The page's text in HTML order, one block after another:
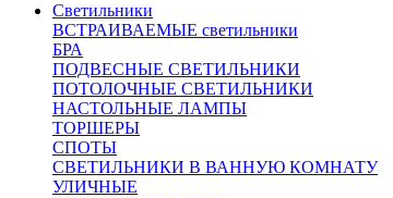
Светильники
ВСТРАИВАЕМЫЕ светильники
БРА
ПОДВЕСНЫЕ СВЕТИЛЬНИКИ
ПОТОЛОЧНЫЕ СВЕТИЛЬНИКИ
НАСТОЛЬНЫЕ ЛАМПЫ
ТОРШЕРЫ
СПОТЫ
СВЕТИЛЬНИКИ В ВАННУЮ КОМНАТУ
УЛИЧНЫЕ